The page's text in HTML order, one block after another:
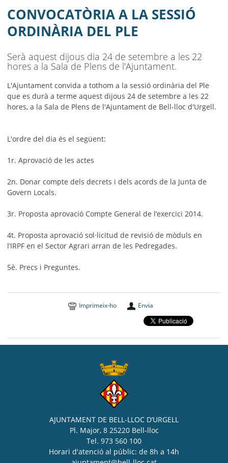
AJUNTAMENT
MUNICIPI
SEU ELECTRÒNICA
CONVOCATÒRIA A LA SESSIÓ
ORDINÀRIA DEL PLE
Serà aquest dijous dia 24 de setembre a les 22
hores a la Sala de Plens de l'Ajuntament.
L'Ajuntament convida a tothom a la sessió ordinària del Ple
que es durà a terme aquest dijous 24 de setembre a les 22
hores, a la Sala de Plens de l'Ajuntament de Bell-lloc d'Urgell.
L'ordre del dia és el següent:
1r. Aprovació de les actes
2n. Donar compte dels decrets i dels acords de la Junta de
Govern Locals.
3r. Proposta aprovació Compte General de l’exercici 2014.
4t. Proposta aprovació sol·licitud de revisió de mòduls en
l’IRPF en el Sector Agrari arran de les Pedregades.
5è. Precs i Preguntes.
Imprimeix-ho Envia
AJUNTAMENT DE BELL-LLOC D’URGELL
Pl. Major, 8 25220 Bell-lloc
Tel. 973 560 100
Horari d'atenció al públic: de 8h a 14h